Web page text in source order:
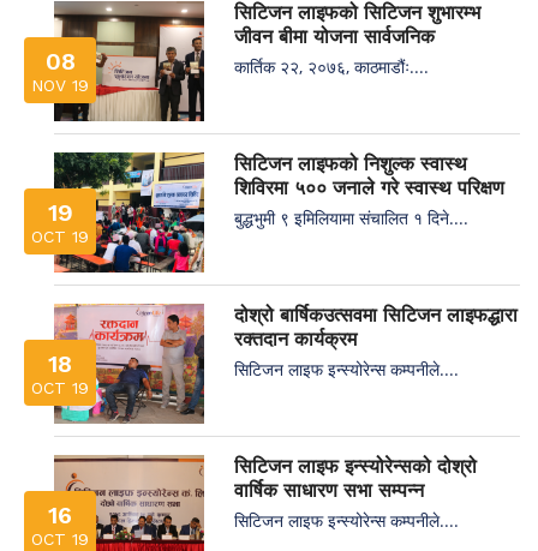
08
NOV 19
सिटिजन लाइफको सिटिजन शुभारम्भ
जीवन बीमा योजना सार्वजनिक
कार्तिक २२, २०७६, काठमाडौंः....
19
OCT 19
सिटिजन लाइफको निशुल्क स्वास्थ
शिविरमा ५०० जनाले गरे स्वास्थ परिक्षण
बुद्धभुमी ९ इमिलियामा संचालित १ दिने....
18
OCT 19
दोश्रो बार्षिकउत्सवमा सिटिजन लाइफद्धारा
रक्तदान कार्यक्रम
सिटिजन लाइफ इन्स्योरेन्स कम्पनीले....
16
OCT 19
सिटिजन लाइफ इन्स्योरेन्सको दोश्रो
वार्षिक साधारण सभा सम्पन्न
सिटिजन लाइफ इन्स्योरेन्स कम्पनीले....